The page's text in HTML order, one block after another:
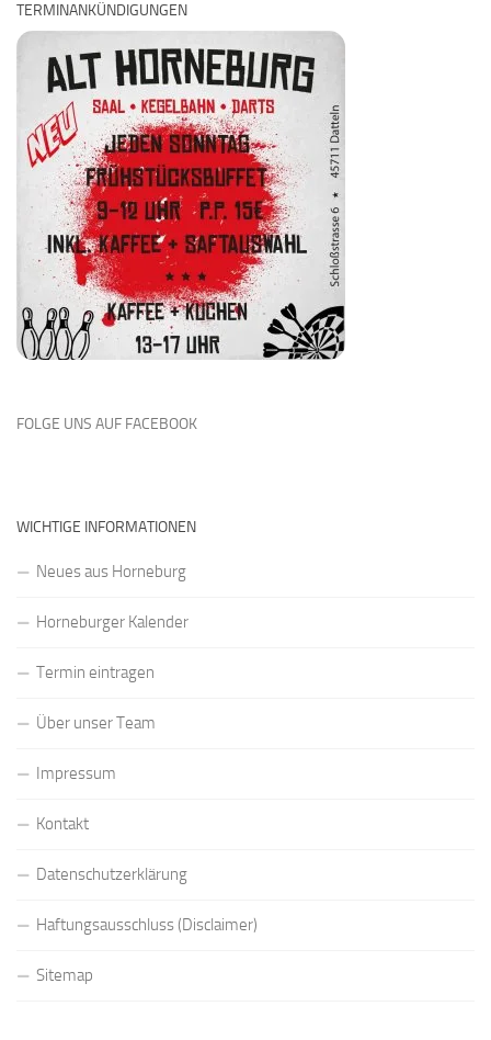
TERMINANKÜNDIGUNGEN
FOLGE UNS AUF FACEBOOK
WICHTIGE INFORMATIONEN
Neues aus Horneburg
Horneburger Kalender
Termin eintragen
Über unser Team
Impressum
Kontakt
Datenschutzerklärung
Haftungsausschluss (Disclaimer)
Sitemap